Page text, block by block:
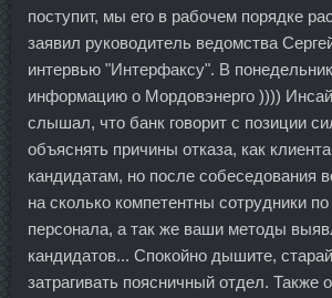
поступит, мы его в рабочем порядке
заявил руководитель ведомства
интервью "Интерфаксу". В
информацию о Мордовэнерго ))))
слышал, что банк говорит с позиции
объяснять причины отказа, как
кандидатам, но после собеседования
на сколько компетентны сотрудники
персонала, а так же ваши методы
кандидатов... Спокойно дышите,
затрагивать поясничный отдел. Также